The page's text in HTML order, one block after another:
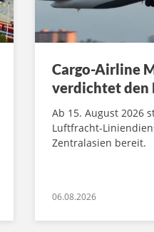
Cargo-Airline
verdichtet den
Ab 15. August 2026
Luftfracht-
Zentralasien bereit.
06.08.2026